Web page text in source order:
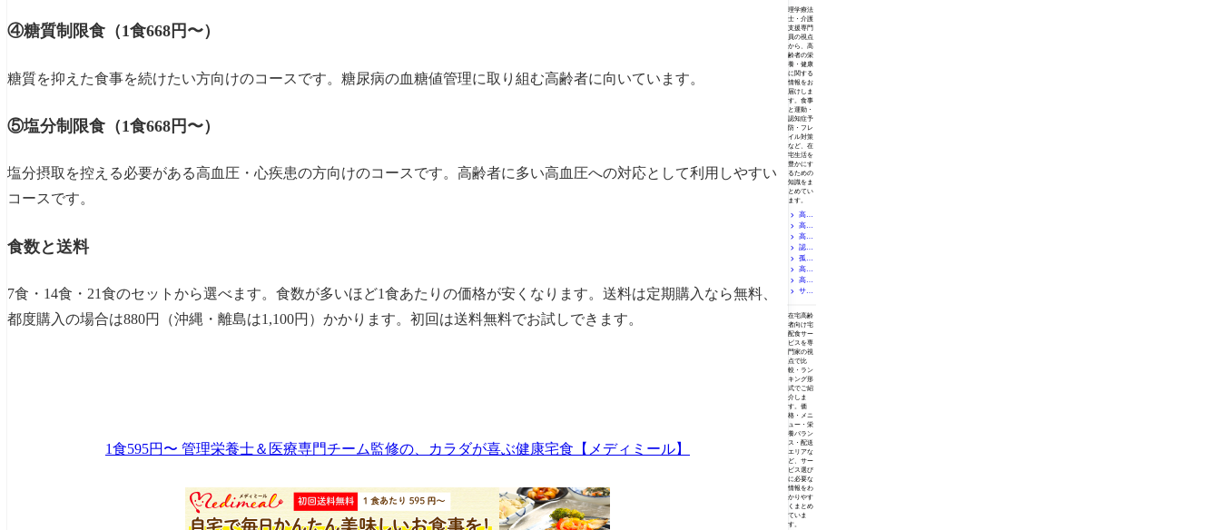
④糖質制限食（1食668円〜）
糖質を抑えた食事を続けたい方向けのコースです。糖尿病の血糖値管理に取り組む高齢者に向いています。
⑤塩分制限食（1食668円〜）
塩分摂取を控える必要がある高血圧・心疾患の方向けのコースです。高齢者に多い高血圧への対応として利用しやすい
コースです。
食数と送料
7食・14食・21食のセットから選べます。食数が多いほど1食あたりの価格が安くなります。送料は定期購入なら無料、
都度購入の場合は880円（沖縄・離島は1,100円）かかります。初回は送料無料でお試しできます。
1食595円〜 管理栄養士＆医療専門チーム監修の、カラダが喜ぶ健康宅食【メディミール】
ールと
宅配弁
当専門
店を専
門家が
比較
る冷凍
宅配弁
当を食
品衛生
責任者
が解説
「美味
しくな
い」と
感じる
理由を
介護現
場の経
験から
解説
ービス
の選び
方とコ
ストの
考え方
を専門
家が解
説
類と選
び方の
基本｜
「必要
な部分
だけ補
う」考
え方を
専門家
が解説
食事の
問題｜8
050問題
にも通
じる食
生活の
乱れと
支援の
ヒント
を専門
家が解
説
理学療法
士・介護
支援専門
員の視点
から、高
齢者の栄
養・健康
に関する
情報をお
届けしま
す。食事
と運動・
認知症予
防・フレ
イル対策
など、在
宅生活を
豊かにす
るための
知識をま
とめてい
ます。
高齢
者がむ
せる・
誤嚥性
肺炎と
食事｜
理学療
法士が
考える
て出す
力」の
大切さ
高齢
者の便
秘と食
事｜在
宅だか
らでき
る腸内
環境を
食べ方
を専門
家が解
説
高齢
者の水
分不
足・脱
水対策
｜1日に
と「飲
めてい
るか」
を見る
大切さ
を解説
認知
症予防
と食事
の本当
の関係
メニュ
ー」だ
けでは
足りな
い理由
を専門
家が解
説
孤食
とは？
高齢者
の孤食
問題と
解決策
｜介護
現場の
実体験
から解
説
高齢
者が食
事を食
対処法
｜介護
現場で
見てき
た６つ
のケー
ス
高齢
者の栄
動の関
係｜食
べるこ
とでリ
ハビ
リ・機
能訓練
の効果
が変わ
る理由
サル
ア・フ
レイル
予防に
食事が
重要な
理由｜
理学療
法士が
解説す
る栄養
と運動
の関係
在宅高齢
者向け宅
配食サー
ビスを専
門家の視
点で比
較・ラン
キング形
式でご紹
介しま
す。価
格・メニ
ュー・栄
養バラン
ス・配送
エリアな
ど、サー
ビス選び
に必要な
情報をわ
かりやす
くまとめ
ていま
す。